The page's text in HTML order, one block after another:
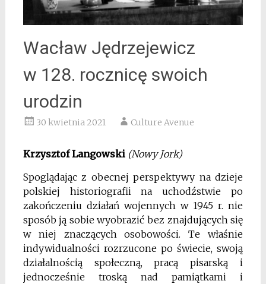
Wacław Jędrzejewicz
w 128. rocznicę swoich
urodzin
30 kwietnia 2021 Culture Avenue
Krzysztof Langowski (Nowy Jork)
Spoglądając z obecnej perspektywy na dzieje
polskiej historiografii na uchodźstwie po
zakończeniu działań wojennych w 1945 r. nie
sposób ją sobie wyobrazić bez znajdujących się
w niej znaczących osobowości. Te właśnie
indywidualności rozrzucone po świecie, swoją
działalnością społeczną, pracą pisarską i
jednocześnie troską nad pamiątkami i